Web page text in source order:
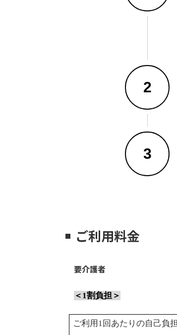
2
3
ご利用料金
要介護者
＜ 1割負担＞
ご利用 1回あたりの自己負